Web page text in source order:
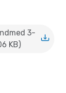
3-
KB)